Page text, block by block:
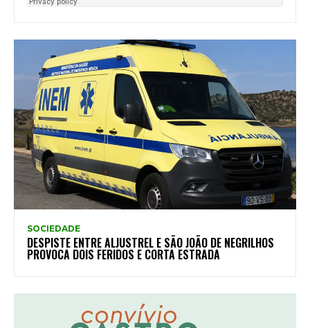
SOCIEDADE
DESPISTE ENTRE ALJUSTREL E SÃO JOÃO DE NEGRILHOS
PROVOCA DOIS FERIDOS E CORTA ESTRADA